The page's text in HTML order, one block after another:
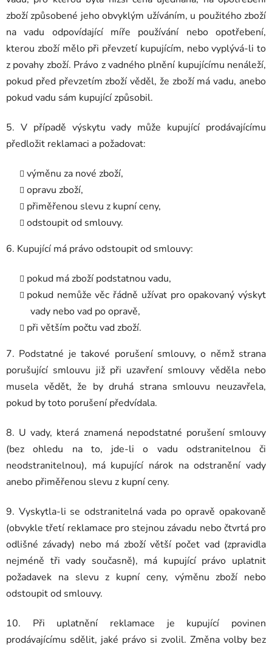
zboží způsobené jeho obvyklým užíváním, u použitého zboží
na vadu odpovídající míře používání nebo opotřebení,
kterou zboží mělo při převzetí kupujícím, nebo vyplývá-li to
z povahy zboží. Právo z vadného plnění kupujícímu nenáleží,
pokud před převzetím zboží věděl, že zboží má vadu, anebo
pokud vadu sám kupující způsobil.
5. V případě výskytu vady může kupující prodávajícímu
předložit reklamaci a požadovat:
výměnu za nové zboží,
opravu zboží,
přiměřenou slevu z kupní ceny,
odstoupit od smlouvy.
6. Kupující má právo odstoupit od smlouvy:
pokud má zboží podstatnou vadu,
pokud nemůže věc řádně užívat pro opakovaný výskyt
vady nebo vad po opravě,
při větším počtu vad zboží.
7. Podstatné je takové porušení smlouvy, o němž strana
porušující smlouvu již při uzavření smlouvy věděla nebo
musela vědět, že by druhá strana smlouvu neuzavřela,
pokud by toto porušení předvídala.
8. U vady, která znamená nepodstatné porušení smlouvy
(bez ohledu na to, jde-li o vadu odstranitelnou či
neodstranitelnou), má kupující nárok na odstranění vady
anebo přiměřenou slevu z kupní ceny.
9. Vyskytla-li se odstranitelná vada po opravě opakovaně
(obvykle třetí reklamace pro stejnou závadu nebo čtvrtá pro
odlišné závady) nebo má zboží větší počet vad (zpravidla
nejméně tři vady současně), má kupující právo uplatnit
požadavek na slevu z kupní ceny, výměnu zboží nebo
odstoupit od smlouvy.
10. Při uplatnění reklamace je kupující povinen
prodávajícímu sdělit, jaké právo si zvolil. Změna volby bez